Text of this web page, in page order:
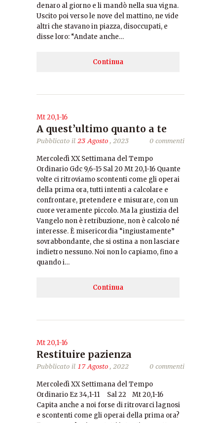
denaro al giorno e li mandò nella sua vigna.
Uscito poi verso le nove del mattino, ne vide
altri che stavano in piazza, disoccupati, e
disse loro: “Andate anche…
Continua
Mt 20,1-16
A quest’ultimo quanto a te
Pubblicato il 23 Agosto, 2023 0 commenti
Mercoledì XX Settimana del Tempo
Ordinario Gdc 9,6-15 Sal 20 Mt 20,1-16 Quante
volte ci ritroviamo scontenti come gli operai
della prima ora, tutti intenti a calcolare e
confrontare, pretendere e misurare, con un
cuore veramente piccolo. Ma la giustizia del
Vangelo non è retribuzione, non è calcolo né
interesse. È misericordia “ingiustamente”
sovrabbondante, che si ostina a non lasciare
indietro nessuno. Noi non lo capiamo, fino a
quando i…
Continua
Mt 20,1-16
Restituire pazienza
Pubblicato il 17 Agosto, 2022 0 commenti
Mercoledì XX Settimana del Tempo
Ordinario Ez 34,1-11 Sal 22 Mt 20,1-16
Capita anche a noi forse di ritrovarci lagnosi
e scontenti come gli operai della prima ora?